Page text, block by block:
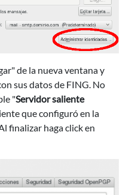
de la nueva ventana y
sus datos de FING. No
"Servidor saliente
que configuró en la
finalizar haga click en